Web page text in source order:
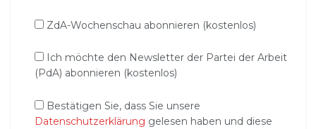
ZdA-Wochenschau abonnieren (kostenlos)
Ich möchte den Newsletter der Partei der Arbeit
(PdA) abonnieren (kostenlos)
Bestätigen Sie, dass Sie unsere
Datenschutzerklärung gelesen haben und diese